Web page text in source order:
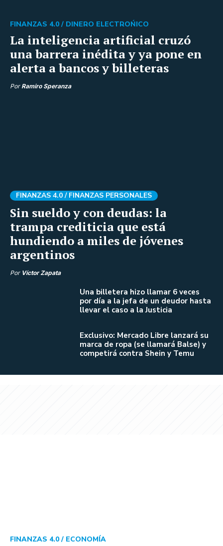
La inteligencia artificial cruzó
una barrera inédita y ya pone en
alerta a bancos y billeteras
FINANZAS 4.0 / DINERO ELECTROŃICO
Por Ramiro Speranza
Sin sueldo y con deudas: la
trampa crediticia que está
hundiendo a miles de jóvenes
argentinos
FINANZAS 4.0 / FINANZAS PERSONALES
Por Víctor Zapata
Una billetera hizo llamar 6 veces
por día a la jefa de un deudor hasta
llevar el caso a la Justicia
Exclusivo: Mercado Libre lanzará su
marca de ropa (se llamará Balse) y
competirá contra Shein y Temu
FINANZAS 4.0 / ECONOMÍA